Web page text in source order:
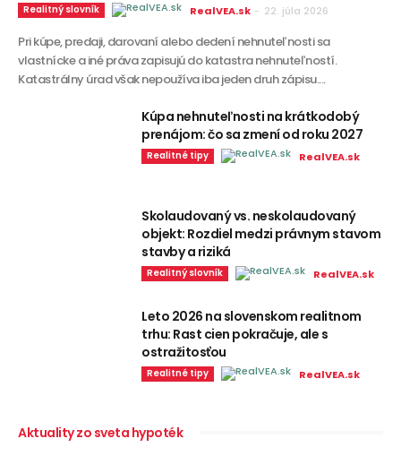
Realitný slovník RealVEA.sk - 22. júla 2026
Pri kúpe, predaji, darovaní alebo dedení nehnuteľnosti sa
vlastnícke a iné práva zapisujú do katastra nehnuteľností.
Katastrálny úrad však nepoužíva iba jeden druh zápisu....
Kúpa nehnuteľnosti na krátkodobý
prenájom: čo sa zmení od roku 2027
Realitné tipy RealVEA.sk
Skolaudovaný vs. neskolaudovaný
objekt: Rozdiel medzi právnym stavom
stavby a riziká
Realitný slovník RealVEA.sk
Leto 2026 na slovenskom realitnom
trhu: Rast cien pokračuje, ale s
ostražitosťou
Realitné tipy RealVEA.sk
Aktuality zo sveta hypoték